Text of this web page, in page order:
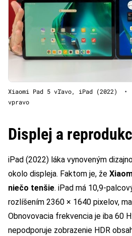
Xiaomi Pad 5 vľavo, iPad (2022)
vpravo
•
Displej a
iPad (2022) láka vynoveným
okolo displeja. Faktom je, že
niečo tenšie. iPad má 10,9-
rozlíšením 2360 × 1640 pixelov,
Obnovovacia frekvencia je iba 60
nepodporuje zobrazenie HDR